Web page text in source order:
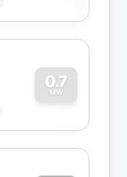
0.7
MW
0